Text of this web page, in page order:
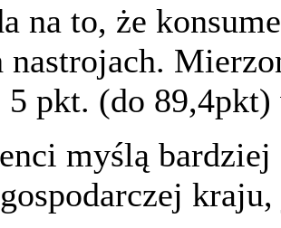
na to, że
nastrojach.
5 pkt. (do
myślą